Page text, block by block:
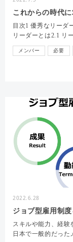
これからの時代
目次1 優秀なリーダ
リーダーとは2.1 リ
メンバー 必要
2022.6.28
ジョブ型雇用制
スキルや能力、経験
日本で一般的だっ